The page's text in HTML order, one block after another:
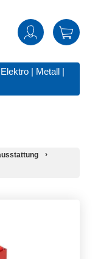
Elektro | Metall |